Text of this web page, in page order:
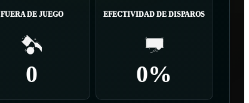
FUERA DE JUEGO
0
EFECTIVIDAD DE DISPAROS
0%